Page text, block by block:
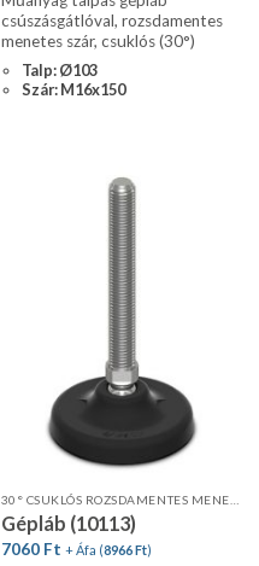
csúszásgátlóval, rozsdamentes
menetes szár, csuklós (30°)
Talp: Ø103
Szár: M16x150
Gépláb (10113)
7060 Ft + Áfa (8966Ft)